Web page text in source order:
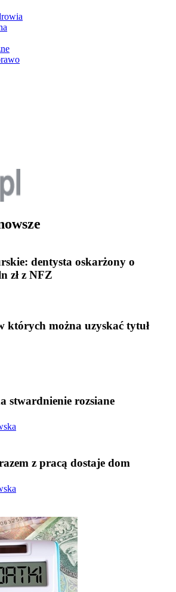
dentysta oskarżony o
zł z NFZ
których można uzyskać tytuł
stwardnienie rozsiane
z pracą dostaje dom